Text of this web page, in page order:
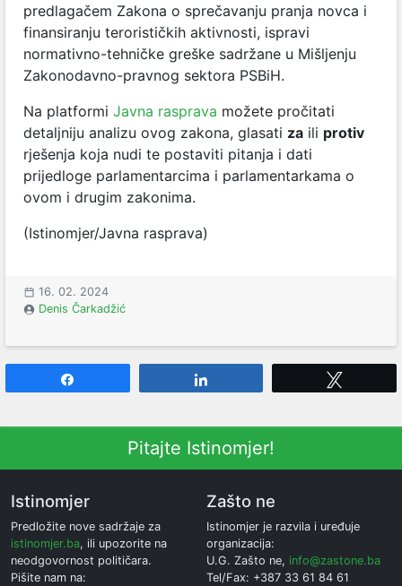
predlagačem Zakona o sprečavanju pranja novca i
finansiranju terorističkih aktivnosti, ispravi
normativno-tehničke greške sadržane u Mišljenju
Zakonodavno-pravnog sektora PSBiH.
Na platformi Javna rasprava možete pročitati
detaljniju analizu ovog zakona, glasati za ili protiv
rješenja koja nudi te postaviti pitanja i dati
prijedloge parlamentarcima i parlamentarkama o
ovom i drugim zakonima.
(Istinomjer/Javna rasprava)
16. 02. 2024
Denis Čarkadžić
Pitajte Istinomjer!
Istinomjer
Predložite nove sadržaje za
istinomjer.ba, ili upozorite na
neodgovornost političara.
Pišite nam na:
Zašto ne
Istinomjer je razvila i uređuje
organizacija:
U.G. Zašto ne, info@zastone.ba
Tel/Fax: +387 33 61 84 61